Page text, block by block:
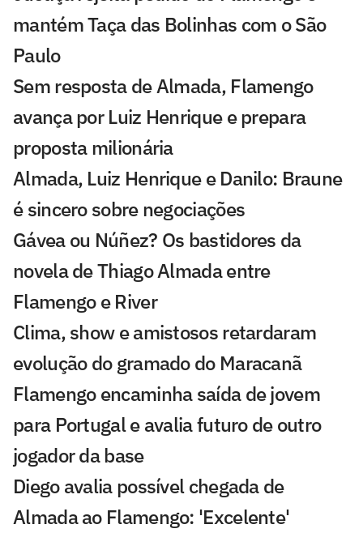
mantém Taça das Bolinhas com o São
Paulo
Sem resposta de Almada, Flamengo
avança por Luiz Henrique e prepara
proposta milionária
Almada, Luiz Henrique e Danilo: Braune
é sincero sobre negociações
Gávea ou Núñez? Os bastidores da
novela de Thiago Almada entre
Flamengo e River
Clima, show e amistosos retardaram
evolução do gramado do Maracanã
Flamengo encaminha saída de jovem
para Portugal e avalia futuro de outro
jogador da base
Diego avalia possível chegada de
Almada ao Flamengo: 'Excelente'